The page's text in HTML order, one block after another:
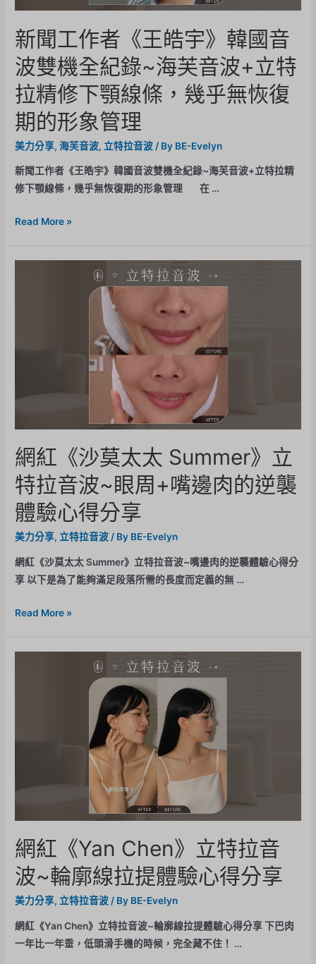
新聞工作者《王皓宇》韓國音
波雙機全紀錄~海芙音波+立特
拉精修下顎線條，幾乎無恢復
期的形象管理
美力分享,海芙音波, 立特拉音波 / By BE-Evelyn
新聞工作者《王皓宇》韓國音波雙機全紀錄~海芙音波+立特拉精
修下顎線條，幾乎無恢復期的形象管理 在 …
Read More »
網紅《沙莫太太 Summer》立
特拉音波~眼周+嘴邊肉的逆襲
體驗心得分享
美力分享,立特拉音波/ By BE-Evelyn
網紅《沙莫太太 Summer》立特拉音波~嘴邊肉的逆襲體驗心得分
享 以下是為了能夠滿足段落所需的長度而定義的無 …
Read More »
網紅《Yan Chen》立特拉音
波~輪廓線拉提體驗心得分享
美力分享, 立特拉音波 / By BE-Evelyn
網紅《Yan Chen》立特拉音波~輪廓線拉提體驗心得分享 下巴肉
一年比一年垂，低頭滑手機的時候，完全藏不住！ …